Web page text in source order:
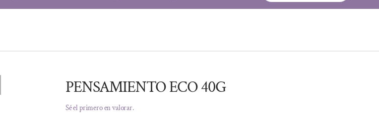
PENSAMIENTO ECO 40G
Sé el primero en valorar.